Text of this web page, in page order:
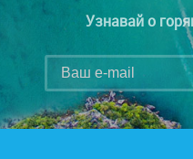
Узнавай о